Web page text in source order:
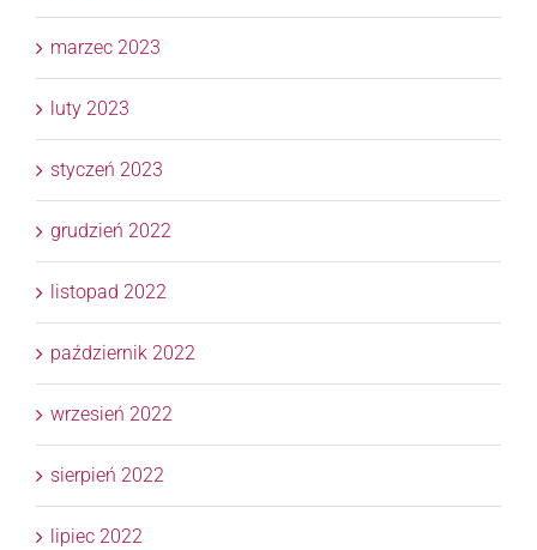
marzec 2023
luty 2023
styczeń 2023
grudzień 2022
listopad 2022
październik 2022
wrzesień 2022
sierpień 2022
lipiec 2022